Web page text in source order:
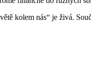
kolem nás“ je živá.